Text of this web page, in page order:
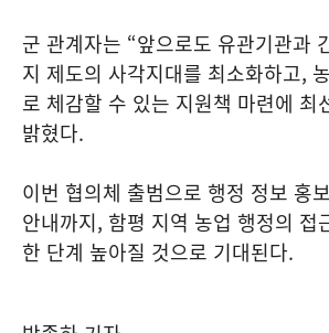
군 관계자는 “앞으로도 유관기관과
지 제도의 사각지대를 최소화하고,
로 체감할 수 있는 지원책 마련에 최
밝혔다.
이번 협의체 출범으로 행정 정보 홍
안내까지, 함평 지역 농업 행정의 접
한 단계 높아질 것으로 기대된다.